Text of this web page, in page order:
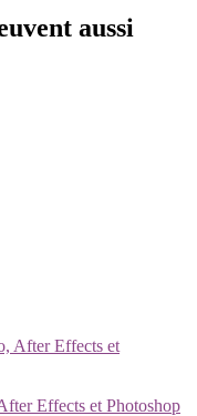
aussi
Effects et Photoshop